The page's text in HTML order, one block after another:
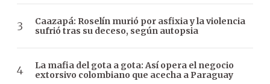
Caazapá: Roselín murió por asfixia y la violencia
sufrió tras su deceso, según autopsia
La mafia del gota a gota: Así opera el negocio
extorsivo colombiano que acecha a Paraguay